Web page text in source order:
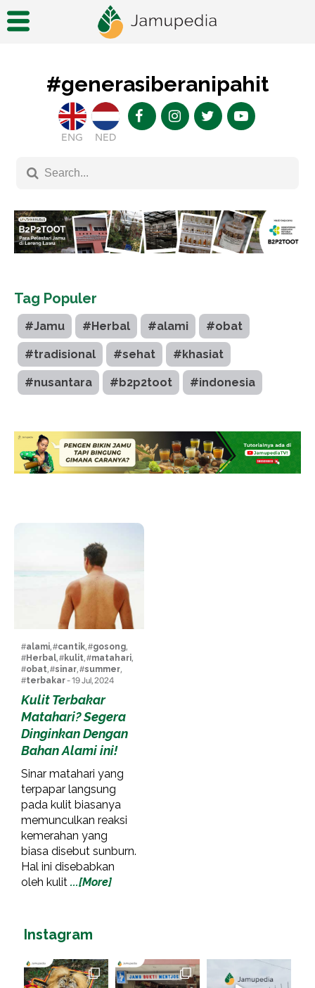
#generasiberanipahit
ENG NED
Tag Populer
#Jamu #Herbal #alami #obat
#tradisional #sehat #khasiat
#nusantara #b2p2toot #indonesia
#alami, #cantik, #gosong,
#Herbal, #kulit, #matahari,
#obat, #sinar, #summer,
#terbakar- 19 Jul, 2024
Kulit Terbakar
Matahari? Segera
Dinginkan Dengan
Bahan Alami ini!
Sinar matahari yang
terpapar langsung
pada kulit biasanya
memunculkan reaksi
kemerahan yang
biasa disebut sunburn.
Hal ini disebabkan
oleh kulit ...[More]
Instagram